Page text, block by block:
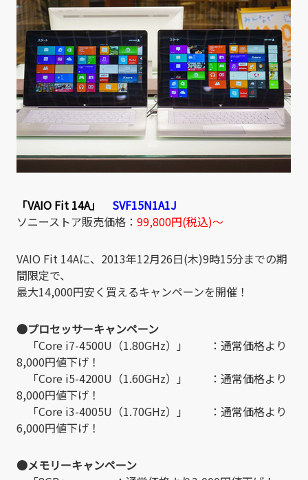
「VAIO Fit 14A」
SVF15N1A1J
ソニーストア販売価格： 99,800円(税込)～
VAIO Fit 14Aに、2013年12月26日(木)9時15分までの期
間限定で、
最大14,000円安く買えるキャンペーンを開催！
●プロセッサーキャンペーン
「Core i7-4500U（1.80GHz）」 ：通常価格より
8,000円値下げ！
「Core i5-4200U（1.60GHz）」 ：通常価格より
8,000円値下げ！
「Core i3-4005U（1.70GHz）」 ：通常価格より
6,000円値下げ！
●メモリーキャンペーン